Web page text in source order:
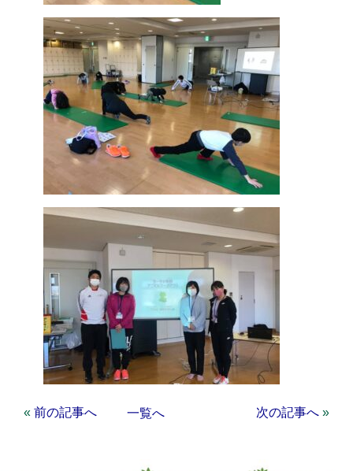
«前の記事へ 一覧へ 次の記事へ»